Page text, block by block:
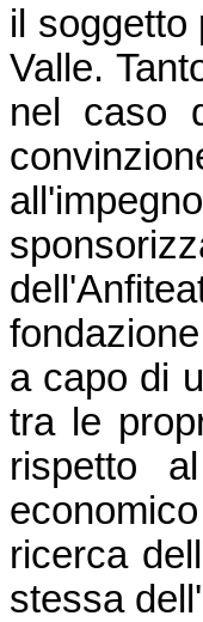
il soggetto
Valle.
nel caso
a capo di
tra le
rispetto
ricerca
stessa